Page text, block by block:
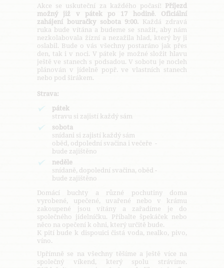
Akce se uskuteční za každého počasí! Příjezd
možný již v pátek po 17 hodině. Oficiální
zahájení bouračky sobota 9:00. Každá zdravá
ruka bude vítána a budeme se snažit, aby nám
nezkolabovala žízní a nezažila hlad, který by ji
oslabil. Bude o vás všechny postaráno jak přes
den, tak i v noci. V pátek je možné složit hlavu
ještě ve stanech s podsadou. V sobotu je nocleh
plánován v jídelně popř. ve vlastních stanech
nebo pod širákem.
Strava:
pátek
stravu si zajistí každý sám
sobota
snídani si zajistí každý sám
oběd, odpolední svačina i večeře -
bude zajištěno
neděle
snídaně, dopolední svačina, oběd -
bude zajištěno
Domácí buchty a různé pochutiny doma
vyrobené, upečené, uvařené nebo v krámu
zakoupené jsou vítány a zařadíme je do
společného jídelníčku. Přibalte špekáček nebo
něco na opečení k ohni, který určitě bude.
K pití bude k dispouici čistá voda, nealko, pivo,
víno.
Upřímně se na všechny těšíme a ještě více na
společný víkend, který spolu strávíme.